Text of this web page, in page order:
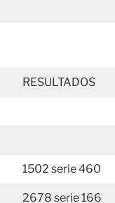
RESULTADOS
1502 serie 460
2678 serie 166